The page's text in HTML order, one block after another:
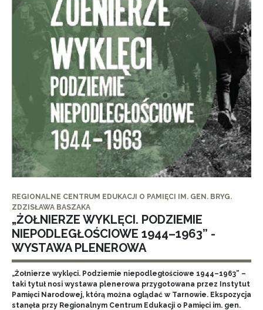
REGIONALNE CENTRUM EDUKACJI O PAMIĘCI IM. GEN. BRYG.
ZDZISŁAWA BASZAKA
„ŻOŁNIERZE WYKLĘCI. PODZIEMIE
NIEPODLEGŁOŚCIOWE 1944–1963” -
WYSTAWA PLENEROWA
„Żołnierze wyklęci. Podziemie niepodległościowe 1944–1963” –
taki tytuł nosi wystawa plenerowa przygotowana przez Instytut
Pamięci Narodowej, którą można oglądać w Tarnowie. Ekspozycja
stanęła przy Regionalnym Centrum Edukacji o Pamięci im. gen.